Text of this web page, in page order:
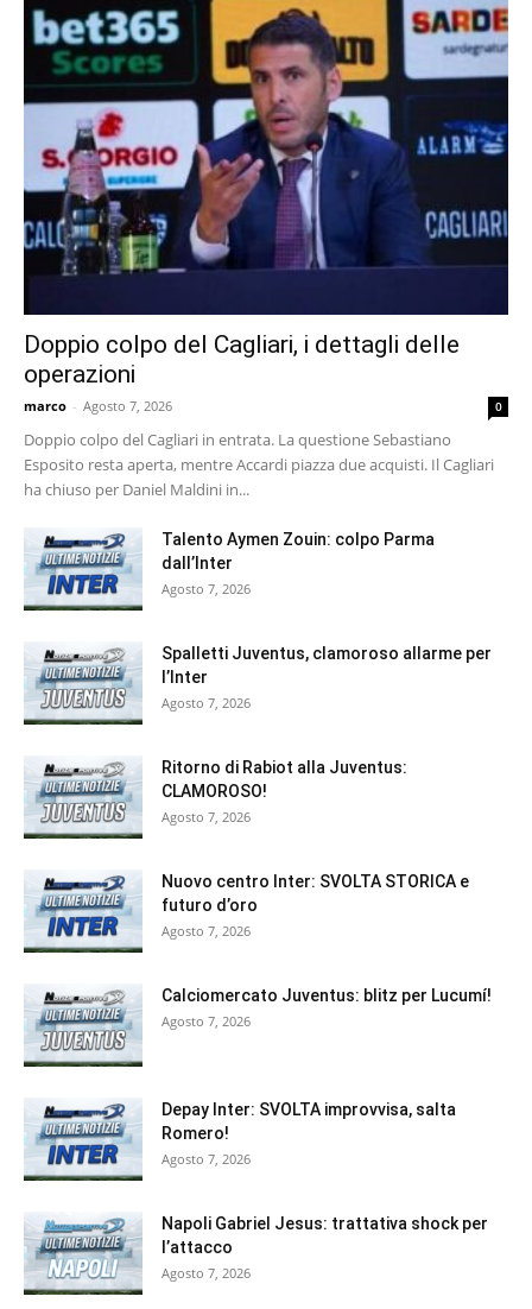
Doppio colpo del Cagliari, i dettagli delle
operazioni
marco - Agosto 7, 2026 0
Doppio colpo del Cagliari in entrata. La questione Sebastiano
Esposito resta aperta, mentre Accardi piazza due acquisti. Il Cagliari
ha chiuso per Daniel Maldini in...
Talento Aymen Zouin: colpo Parma
dall’Inter
Agosto 7, 2026
Spalletti Juventus, clamoroso allarme per
l’Inter
Agosto 7, 2026
Ritorno di Rabiot alla Juventus:
CLAMOROSO!
Agosto 7, 2026
Nuovo centro Inter: SVOLTA STORICA e
futuro d’oro
Agosto 7, 2026
Calciomercato Juventus: blitz per Lucumí!
Agosto 7, 2026
Depay Inter: SVOLTA improvvisa, salta
Romero!
Agosto 7, 2026
Napoli Gabriel Jesus: trattativa shock per
l’attacco
Agosto 7, 2026